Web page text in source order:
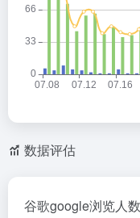
数据评估
谷歌google浏览人